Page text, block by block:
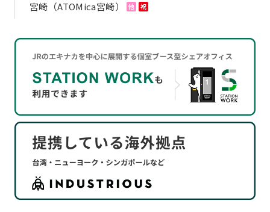
宮崎（ATOMica宮崎） 他 祝